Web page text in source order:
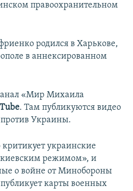
правоохранительном
родился в Харькове,
в аннексированном
«Мир Михаила
. Там публикуются видео
Украины.
критикует украинские
режимом», и
о войне от Минобороны
карты военных